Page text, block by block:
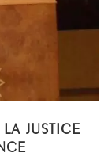
JUSTICE